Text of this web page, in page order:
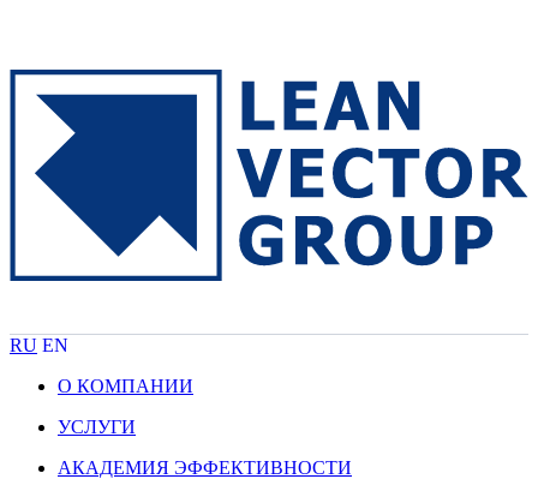
RU EN
О КОМПАНИИ
УСЛУГИ
АКАДЕМИЯ ЭФФЕКТИВНОСТИ